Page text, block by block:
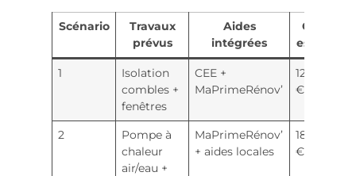
Scénario
Travaux
prévus
Aides
intégrées
Coût
estimé
1
Isolation
combles +
fenêtres
CEE +
MaPrimeRénov’
12 000
€
2
Pompe à
chaleur
air/eau +
MaPrimeRénov’
+ aides locales
18 500
€